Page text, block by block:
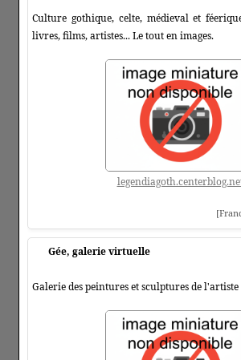
Culture gothique, celte, médieval et
livres, films, artistes... Le tout en images.
Gée, galerie virtuelle
Galerie des peintures et sculptures de l'artiste